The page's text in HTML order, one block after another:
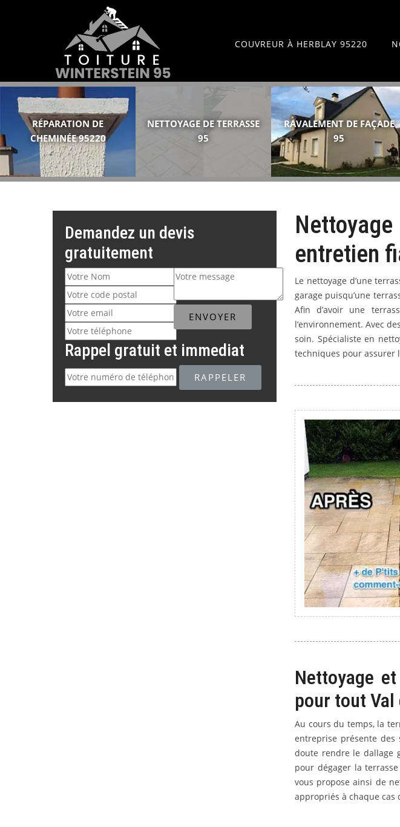
COUVREUR À HERBLAY 95220
RÉPARATION DE
CHEMINÉE 95220
NETTOYAGE DE TERRASSE
95
RAVALEMENT DE FAÇADE
95
Demandez un devis
gratuitement
Rappel gratuit et immediat
entretien
Le nettoyage d’une
garage puisqu’une
Afin d’avoir une
l’environnement. Avec
soin. Spécialiste en
techniques pour assurer
Nettoyage
pour tout Val
Au cours du temps, la
entreprise présente des
doute rendre le dallage
pour dégager la
vous propose ainsi de
appropriés à chaque cas